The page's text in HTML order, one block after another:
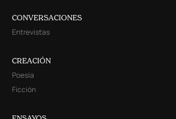
CONVERSACIONES
Entrevistas
CREACIÓN
Poesía
Ficción